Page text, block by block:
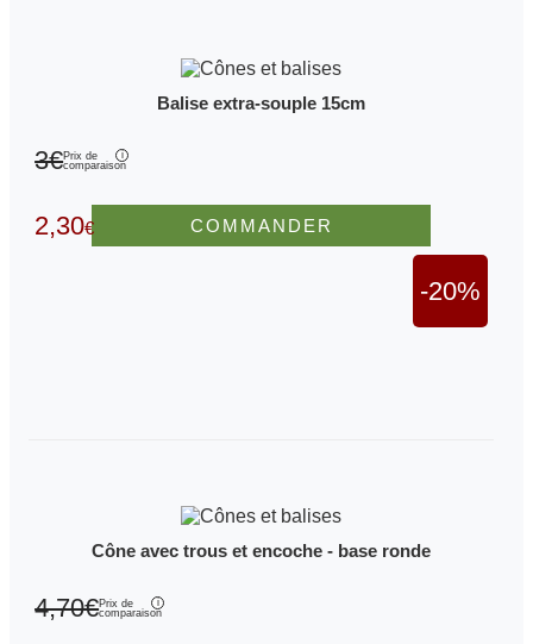
Balise extra-souple 15cm
3€Prix de
comparaison
2,30€
-20%
COMMANDER
Cône avec trous et encoche - base ronde
4,70€Prix de
comparaison